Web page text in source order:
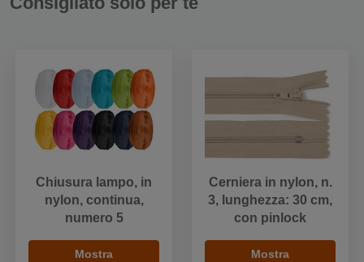
Chiusura lampo, in
nylon, continua,
numero 5
Mostra
Cerniera in nylon, n.
3, lunghezza: 30 cm,
con pinlock
Mostra